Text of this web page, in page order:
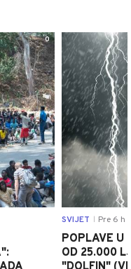
0
SVIJET Pre 6 h
POPLAVE U
OD 25.000